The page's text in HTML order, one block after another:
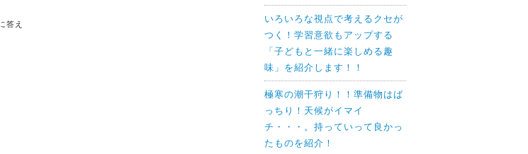
答え
いろいろな視点で考えるクセが
つく！学習意欲もアップする
「子どもと一緒に楽しめる趣
味」を紹介します！！
極寒の潮干狩り！！準備物はば
っちり！天候がイマイ
チ・・・。持っていって良かっ
たものを紹介！